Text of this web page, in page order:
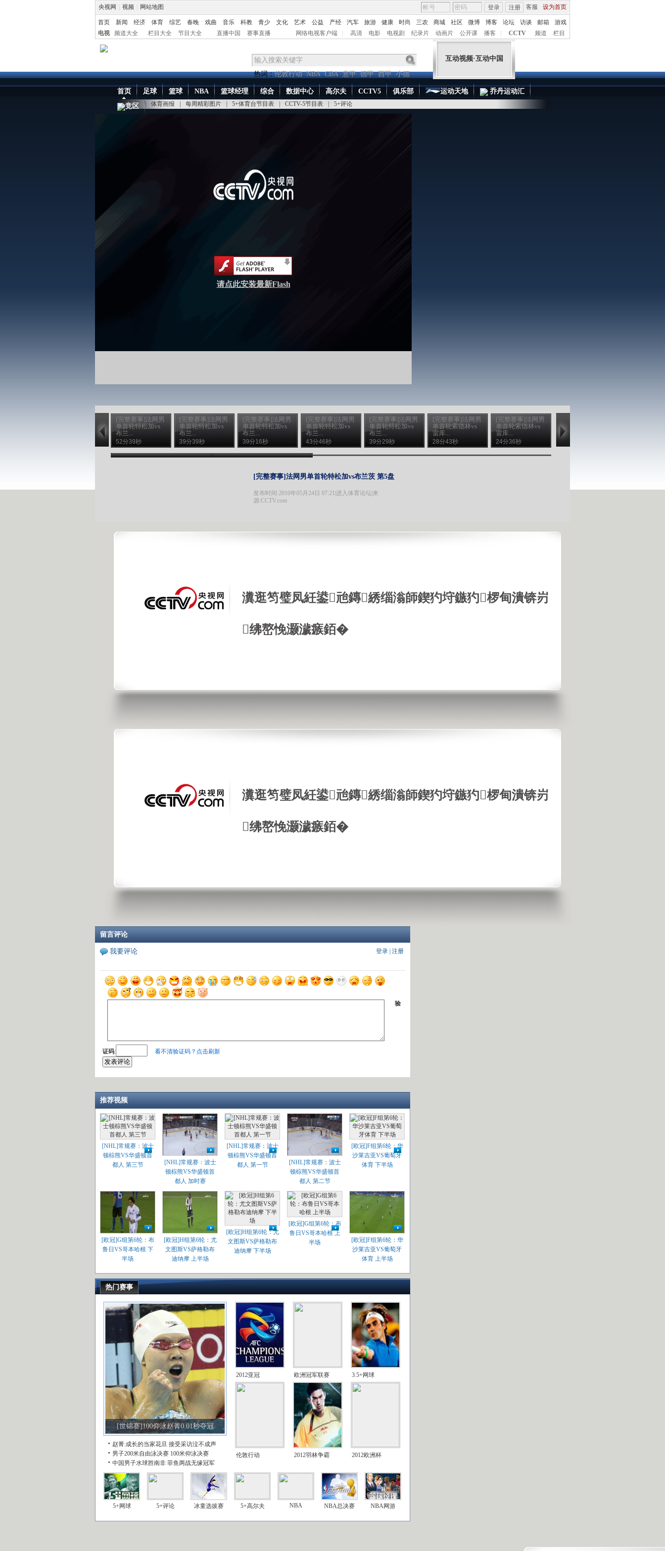
央视网 视频 网站地图 客服 设为首页
登录 注册
首页 新闻 经济 体育 综艺 春晚 戏曲 音乐 科教 青少 文化 艺术 公益 产经 汽车 旅游 健康 时尚 三农 商城 社区 微博 博客 论坛 访谈 邮箱
游戏
电视
频道大全 栏目大全 节目大全 直播中国 赛事直播 网络电视客户端 高清 电影 电视剧 纪录片 动画片 公开课 播客 CCTV 频道 栏目
互动视频·互动中国
热词：伦敦行动 NBA CBA 意甲 德甲 西甲 小德
首页
点播大厅 | 体育画报 每周精彩图片 5+体育台节目表 CCTV-5节目表 5+评论
足球 篮球 NBA 篮球经理 综合 数据中心 高尔夫 CCTV5 俱乐部 运动天地
乔丹运动汇
竞区
请点此安装最新Flash
[完整赛事]法网男
单首轮特松加vs
布兰...
52分39秒
[完整赛事]法网男
单首轮特松加vs
布兰...
39分39秒
[完整赛事]法网男
单首轮特松加vs
布兰...
39分16秒
[完整赛事]法网男
单首轮特松加vs
布兰...
43分46秒
[完整赛事]法网男
单首轮特松加vs
布兰...
39分29秒
[完整赛事]法网男
单首轮索德林vs
雷库...
28分43秒
[完整赛事]法网男
单首轮索德林vs
雷库...
24分36秒
单首轮索德林vs
雷库...
[完整赛事]法网男单首轮特松加vs布兰茨 第5盘
发布时间:2010年05月24日 07:21| 进入体育论坛 |来
源:CCTV.com
瀵逛笉璧凤紝鍙兘鏄綉缁滃師鍥犳垨鏃犳椤甸潰锛岃
绋嶅悗灏濊瘯銆�
瀵逛笉璧凤紝鍙兘鏄綉缁滃師鍥犳垨鏃犳椤甸潰锛岃
绋嶅悗灏濊瘯銆�
留言评论
登录 注册
我要评论
验
证码: 看不清验证码？点击刷新
推荐视频
[NHL]常规赛：波士
顿棕熊VS华盛顿首
都人 第三节
[NHL]常规赛：波士
顿棕熊VS华盛顿首
都人 加时赛
[NHL]常规赛：波士
顿棕熊VS华盛顿首
都人 第一节
[NHL]常规赛：波士
顿棕熊VS华盛顿首
都人 第二节
[欧冠]F组第6轮：华
沙莱吉亚VS葡萄牙
体育 下半场
[欧冠]G组第6轮：布
鲁日VS哥本哈根 下
半场
[欧冠]H组第6轮：尤
文图斯VS萨格勒布
迪纳摩 上半场
[欧冠]H组第6轮：尤
文图斯VS萨格勒布
迪纳摩 下半场
[欧冠]G组第6轮：布
鲁日VS哥本哈根 上
半场
[欧冠]F组第6轮：华
沙莱吉亚VS葡萄牙
体育 上半场
热门赛事
[世锦赛]100仰泳赵菁0.01秒夺冠
赵菁:成长的当家花旦 接受采访泣不成声
男子200米自由泳决赛 100米仰泳决赛
中国男子水球胜南非 菲鱼两战无缘冠军
2012亚冠 欧洲冠军联赛 3.5+网球
伦敦行动 2012羽林争霸 2012欧洲杯
5+网球 5+评论 冰童选拔赛 5+高尔夫 NBA NBA总决赛 NBA网游